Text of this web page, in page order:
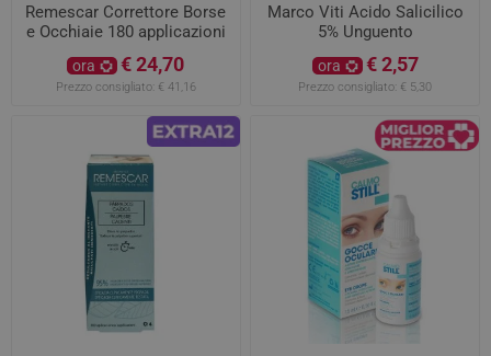
Remescar Correttore Borse
e Occhiaie 180 applicazioni
ora € 24,70
Prezzo consigliato: € 41,16
Marco Viti Acido Salicilico
5% Unguento
ora € 2,57
Prezzo consigliato: € 5,30